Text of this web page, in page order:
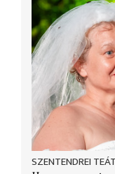
SZENTENDREI